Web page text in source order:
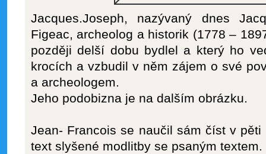
Jacques.Joseph, nazývaný dnes
Figeac, archeolog a historik (1778 –
později delší dobu bydlel a který ho
krocích a vzbudil v něm zájem o své
a archeologem.
Jeho podobizna je na dalším obrázku.
Jean- Francois se naučil sám číst v
text slyšené modlitby se psaným textem.